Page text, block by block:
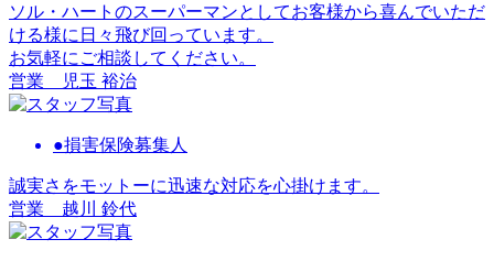
ソル・ハートのスーパーマンとしてお客様から喜んでいただ
ける様に日々飛び回っています。
お気軽にご相談してください。
営業 児玉 裕治
●損害保険募集人
誠実さをモットーに迅速な対応を心掛けます。
営業 越川 鈴代